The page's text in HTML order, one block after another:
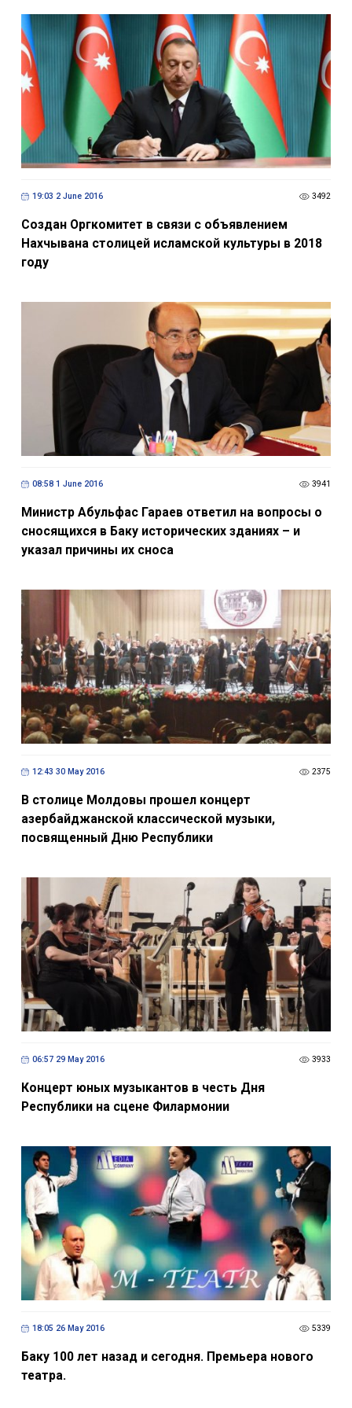
19:03 2 June 2016 3492
Создан Оргкомитет в связи с объявлением
Нахчывана столицей исламской культуры в 2018
году
08:58 1 June 2016 3941
Министр Абульфас Гараев ответил на вопросы о
сносящихся в Баку исторических зданиях – и
указал причины их сноса
12:43 30 May 2016 2375
В столице Молдовы прошел концерт
азербайджанской классической музыки,
посвященный Дню Республики
06:57 29 May 2016 3933
Концерт юных музыкантов в честь Дня
Республики на сцене Филармонии
18:05 26 May 2016 5339
Баку 100 лет назад и сегодня. Премьера нового
театра.